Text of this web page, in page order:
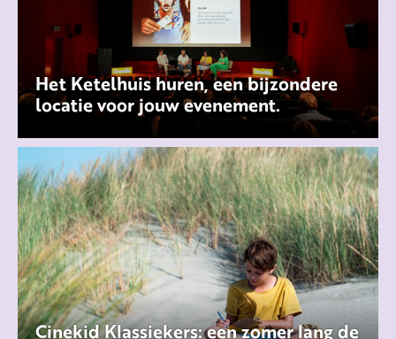
Het Ketelhuis huren, een bijzondere
locatie voor jouw evenement.
Cinekid Klassiekers: een zomer lang de